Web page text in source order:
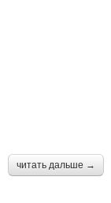
читать дальше →